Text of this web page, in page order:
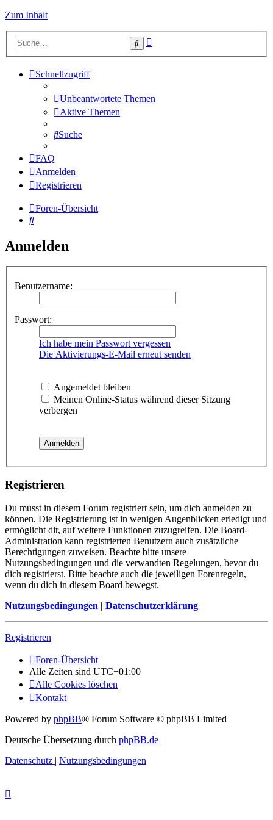
Zum Inhalt
Suche
Schnellzugriff
Unbeantwortete Themen
Aktive Themen
Suche
FAQ
Anmelden
Registrieren
Foren-Übersicht
Suche
Anmelden
Benutzername:
Passwort:
Ich habe mein Passwort vergessen
Die Aktivierungs-E-Mail erneut senden
Angemeldet bleiben
Meinen Online-Status während dieser Sitzung
verbergen
Registrieren
Du musst in diesem Forum registriert sein, um dich anmelden zu
können. Die Registrierung ist in wenigen Augenblicken erledigt und
ermöglicht dir, auf weitere Funktionen zuzugreifen. Die Board-
Administration kann registrierten Benutzern auch zusätzliche
Berechtigungen zuweisen. Beachte bitte unsere
Nutzungsbedingungen und die verwandten Regelungen, bevor du
dich registrierst. Bitte beachte auch die jeweiligen Forenregeln,
wenn du dich in diesem Board bewegst.
Nutzungsbedingungen | Datenschutzerklärung
Registrieren
Foren-Übersicht
Alle Zeiten sind UTC+01:00
Alle Cookies löschen
Kontakt
Powered by phpBB® Forum Software © phpBB Limited
Deutsche Übersetzung durch phpBB.de
Datenschutz | Nutzungsbedingungen